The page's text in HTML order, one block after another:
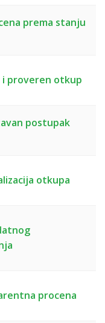
prema stanju
i proveren otkup
postupak
otkupa
procena